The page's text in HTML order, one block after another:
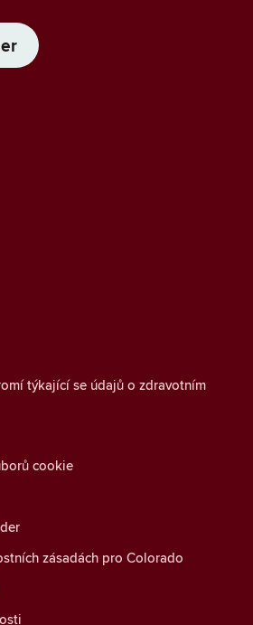
týkající se údajů o zdravotním
cookie
zásadách pro Colorado